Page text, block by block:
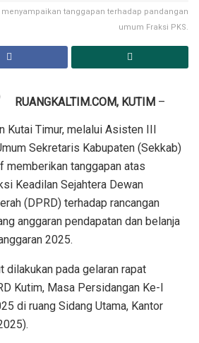
tanggapan terhadap pandangan
umum Fraksi PKS.
RUANGKALTIM.COM, KUTIM –
Kutai Timur, melalui Asisten III
Sekretaris Kabupaten (Sekkab)
memberikan tanggapan atas
Keadilan Sejahtera Dewan
(DPRD) terhadap rancangan
anggaran pendapatan dan belanja
2025.
dilakukan pada gelaran rapat
Kutim, Masa Persidangan Ke-I
di ruang Sidang Utama, Kantor